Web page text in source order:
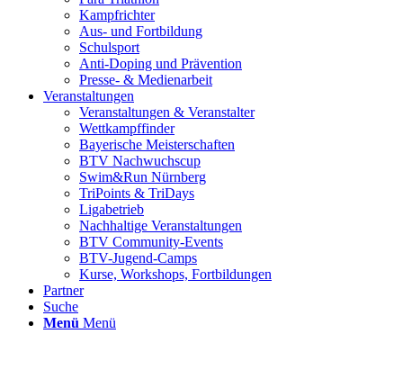
Kampfrichter
Aus- und Fortbildung
Schulsport
Anti-Doping und Prävention
Presse- & Medienarbeit
Veranstaltungen
Veranstaltungen & Veranstalter
Wettkampffinder
Bayerische Meisterschaften
BTV Nachwuchscup
Swim&Run Nürnberg
TriPoints & TriDays
Ligabetrieb
Nachhaltige Veranstaltungen
BTV Community-Events
BTV-Jugend-Camps
Kurse, Workshops, Fortbildungen
Partner
Suche
Menü Menü